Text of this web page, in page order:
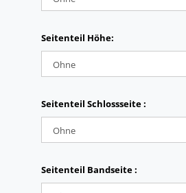
Seitenteil Höhe:
Seitenteil Schlossseite :
Seitenteil Bandseite :